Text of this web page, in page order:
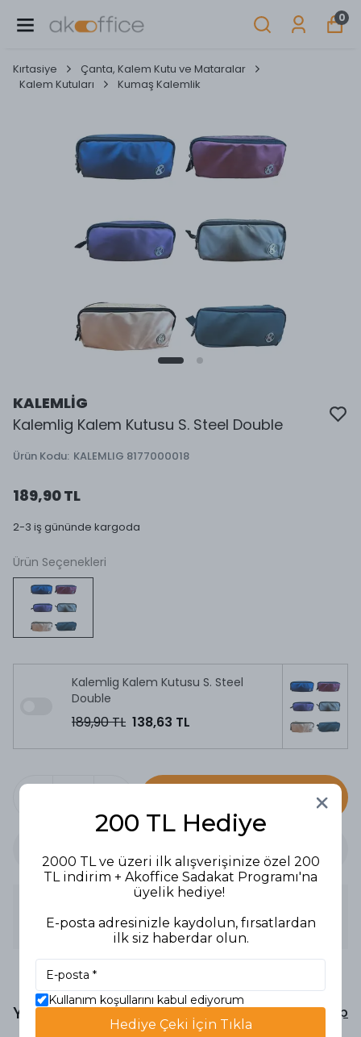
0
Kırtasiye
Çanta, Kalem Kutu ve Mataralar
Kalem Kutuları
Kumaş Kalemlik
KALEMLİG
Kalemlig Kalem Kutusu S. Steel Double
Ürün Kodu: KALEMLIG 8177000018
189,90 TL
2-3 iş gününde kargoda
Ürün Seçenekleri
Kalemlig Kalem Kutusu S. Steel
Double
189,90 TL 138,63 TL
KALEM ÇANTASI S. STEEL DOUBLE
Yorumlar Yorum Yap
200 TL Hediye
2000 TL ve üzeri ilk alışverişinize özel 200
TL indirim + Akoffice Sadakat Programı'na
üyelik hediye!
E-posta adresinizle kaydolun, fırsatlardan
ilk siz haberdar olun.
Kullanım koşullarını kabul ediyorum
Hediye Çeki İçin Tıkla